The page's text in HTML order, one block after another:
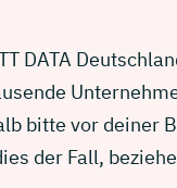
DATA
bitte vor deiner
der Fall,